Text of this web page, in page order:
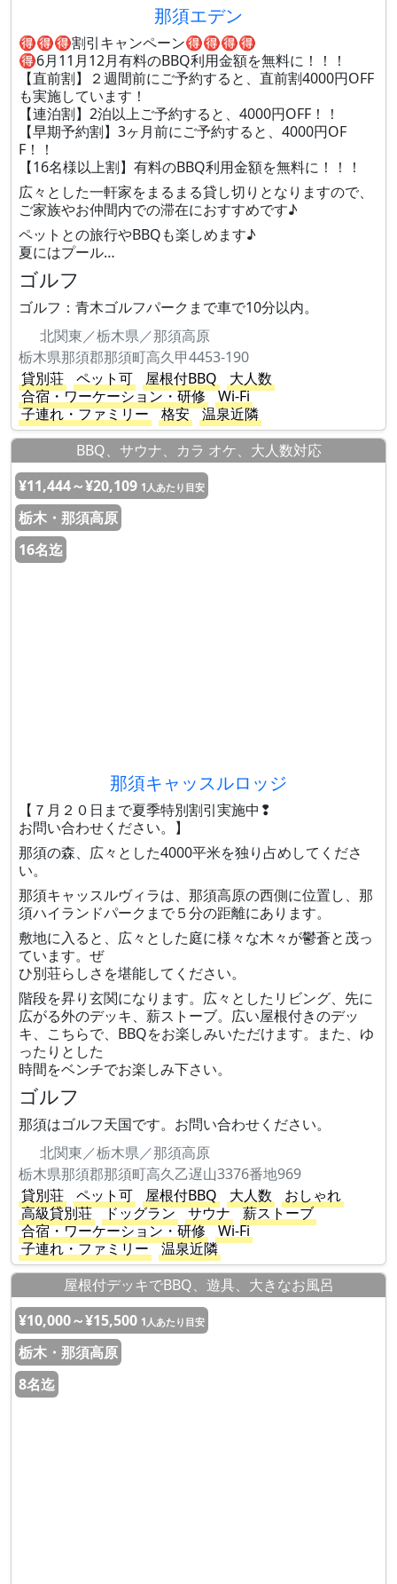
那須エデン
🉐🉐🉐割引キャンペーン🉐🉐🉐🉐
🉐6月11月12月有料のBBQ利用金額を無料に！！！
【直前割】２週間前にご予約すると、直前割4000円OFF
も実施しています！
【連泊割】2泊以上ご予約すると、4000円OFF！！
【早期予約割】3ヶ月前にご予約すると、4000円OF
F！！
【16名様以上割】有料のBBQ利用金額を無料に！！！
広々とした一軒家をまるまる貸し切りとなりますので、
ご家族やお仲間内での滞在におすすめです♪
ペットとの旅行やBBQも楽しめます♪
夏にはプール…
ゴルフ
ゴルフ：青木ゴルフパークまで車で10分以内。
北関東／栃木県／那須高原
栃木県那須郡那須町高久甲4453-190
貸別荘
ペット可 屋根付BBQ
大人数
合宿・ワーケーション・研修
Wi-Fi
子連れ・ファミリー
格安
温泉近隣
BBQ、サウナ、カラ オケ、大人数対応
¥11,444～¥20,109 1人あたり目安
栃木・那須高原
16名迄
那須キャッスルロッジ
【７月２０日まで夏季特別割引実施中❢
お問い合わせください。】
那須の森、広々とした4000平米を独り占めしてくださ
い。
那須キャッスルヴィラは、那須高原の西側に位置し、那
須ハイランドパークまで５分の距離にあります。
敷地に入ると、広々とした庭に様々な木々が鬱蒼と茂っ
ています。ぜ
ひ別荘らしさを堪能してください。
階段を昇り玄関になります。広々としたリビング、先に
広がる外のデッキ、薪ストーブ。広い屋根付きのデッ
キ、こちらで、BBQをお楽しみいただけます。また、ゆ
ったりとした
時間をベンチでお楽しみ下さい。
ゴルフ
那須はゴルフ天国です。お問い合わせください。
北関東／栃木県／那須高原
栃木県那須郡那須町高久乙遅山3376番地969
貸別荘
ペット可 屋根付BBQ 大人数
おしゃれ
高級貸別荘
ドッグラン サウナ
薪ストーブ
合宿・ワーケーション・研修
Wi-Fi
子連れ・ファミリー
温泉近隣
屋根付デッキでBBQ、遊具、大きなお風呂
¥10,000～¥15,500 1人あたり目安
栃木・那須高原
8名迄